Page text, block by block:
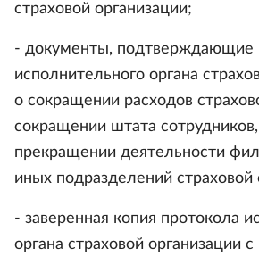
страховой организации;
- документы, подтверждающие
исполнительного органа
о сокращении расходов
сокращении штата
прекращении деятельности
иных подразделений страховой
- заверенная копия протокола
органа страховой организации